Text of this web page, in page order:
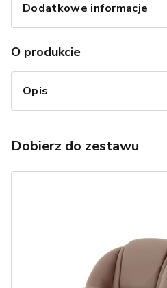
Dodatkowe informacje
O produkcie
Opis
Dobierz do zestawu